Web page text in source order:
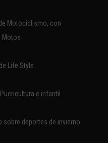
Motociclismo, con
Motos
Life Style
e infantil
sobre deportes de invierno